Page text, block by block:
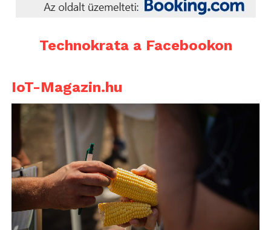
Technokrata a Facebookon
IoT-Magazin.hu